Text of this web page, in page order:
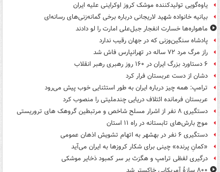
یاوه‌گویی تولیدکننده موشک کروز اوکراینی علیه ایران
بیانیه خانواده شهید لاریجانی درباره برخی گمانه‌زنی‌های رسانه‌ای
ماهواره‌ها خسارت انفجار جبل‌علی امارت را لو دادند
پادشاه سنگین‌وزنی که در جهان رقیب ندارد
راز مرگ مرد ۷۲ ساله در تهرانپارس فاش شد
۶ دستاورد بزرگ ایران در ۱۶۰ روز رهبری رهبر انقلاب
دشان از دست عربستان فرار کرد
ترامپ: همه چیز درباره ایران به طور استثنایی خوب پیش می‌رود
عربستان فرمانده ائتلاف دریایی چندملیتی را منصوب کرد
دستگیری ۸ نفر از اشرار مسلح شاخص و مرتبطین گروهک های تروریستی
موج بارش‌های تابستانه در راه ۱۱ استان
دستگیری ۶ نفر در بهشهر به اتهام تشویش اذهان عمومی
«کمانِ پرنده» چینی برای شکار کروزها به ایران می‌آید
درگیری لفظی ترامپ و هگزث بر سر کمبود ذخایر موشکی